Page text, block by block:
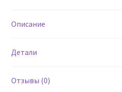
Описание
Детали
Отзывы (0)